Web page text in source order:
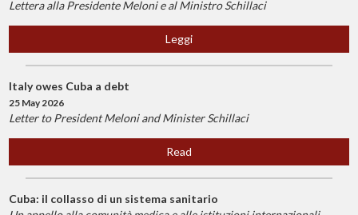
Lettera alla Presidente Meloni e al Ministro Schillaci
Leggi
Italy owes Cuba a debt
25 May 2026
Letter to President Meloni and Minister Schillaci
Read
Cuba: il collasso di un sistema sanitario